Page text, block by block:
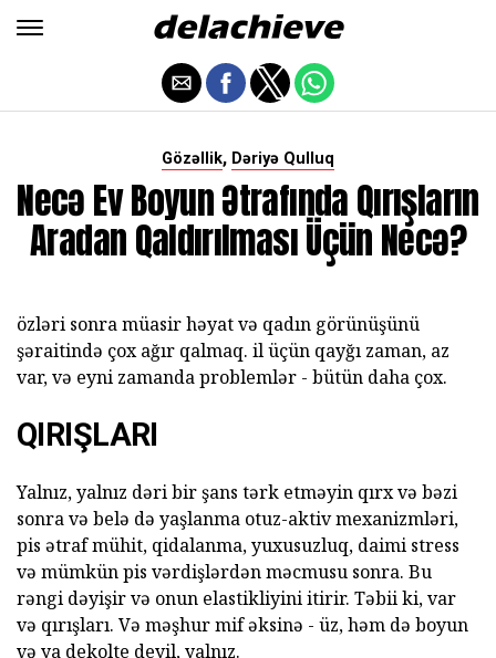
Gözəllik, Dəriyə Qulluq
Necə Ev Boyun Ətrafında Qırışların
Aradan Qaldırılması Üçün Necə?
özləri sonra müasir həyat və qadın görünüşünü
şəraitində çox ağır qalmaq. il üçün qayğı zaman, az
var, və eyni zamanda problemlər - bütün daha çox.
QIRIŞLARI
Yalnız, yalnız dəri bir şans tərk etməyin qırx və bəzi
sonra və belə də yaşlanma otuz-aktiv mexanizmləri,
pis ətraf mühit, qidalanma, yuxusuzluq, daimi stress
və mümkün pis vərdişlərdən məcmusu sonra. Bu
rəngi dəyişir və onun elastikliyini itirir. Təbii ki, var
və qırışları. Və məşhur mif əksinə - üz, həm də boyun
və ya dekolte deyil, yalnız.